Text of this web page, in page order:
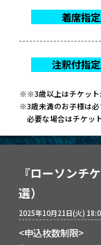
着席指
注釈付指
※3歳以上はチケット
3歳未満のお子様は
必要な場合はチケッ
『ローソンチ
選）
2025年10月21日(火)
<申込枚数制限>